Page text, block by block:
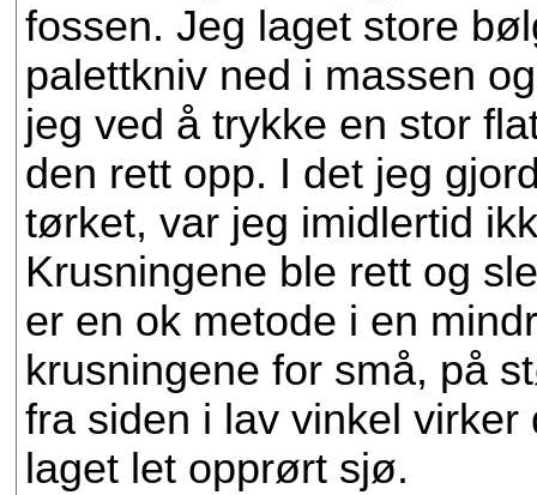
fossen. Jeg laget store
palettkniv ned i massen
jeg ved å trykke en stor
den rett opp. I det jeg
tørket, var jeg imidlertid
Krusningene ble rett og
er en ok metode i en
krusningene for små, på
fra siden i lav vinkel
laget let opprørt sjø.